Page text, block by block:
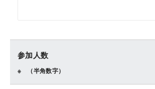
参加人数
（半角数字）